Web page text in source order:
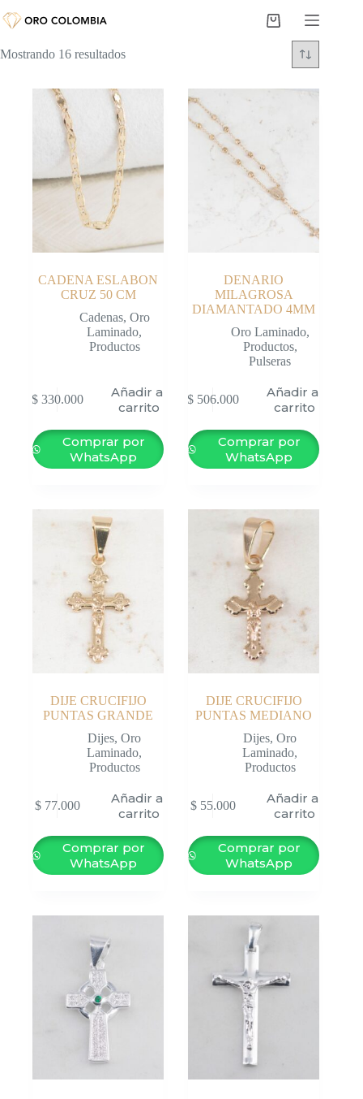
al
Carro
compra
Mostrando 16 resultados
CADENA ESLABON
CRUZ 50 CM
Cadenas, Oro
Laminado,
Productos
$330.000
Añadir al
carrito
Comprar por
WhatsApp
DENARIO
MILAGROSA
DIAMANTADO 4MM
Oro Laminado,
Productos,
Pulseras
$506.000
Añadir al
carrito
Comprar por
WhatsApp
DIJE CRUCIFIJO
PUNTAS GRANDE
Dijes,Oro
Laminado,
Productos
$77.000
Añadir al
carrito
Comprar por
WhatsApp
DIJE CRUCIFIJO
PUNTAS MEDIANO
Dijes,Oro
Laminado,
Productos
$55.000
Añadir al
carrito
Comprar por
WhatsApp